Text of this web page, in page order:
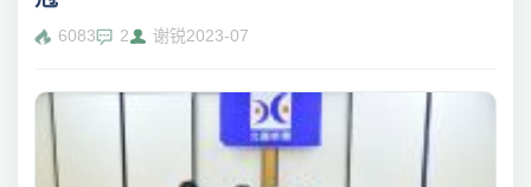
6083 2 谢锐2023-07